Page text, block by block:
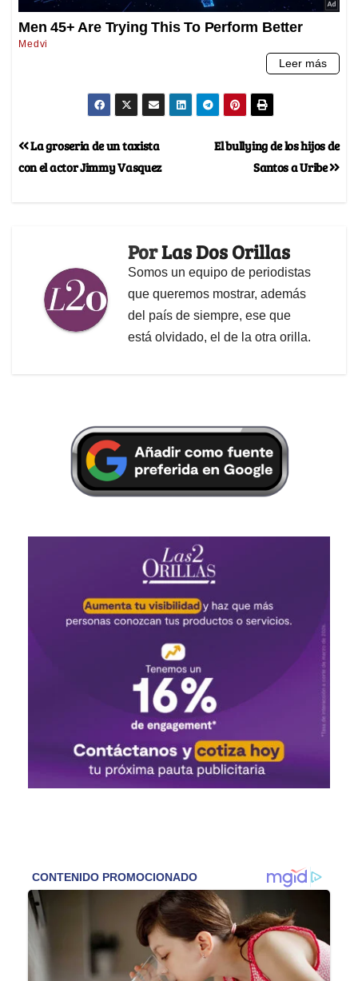
El bullying de los hijos de
Santos a Uribe
La groseria de un taxista
con el actor Jimmy Vasquez
PorLas Dos Orillas
Somos un equipo de periodistas
que queremos mostrar, además
del país de siempre, ese que
está olvidado, el de la otra orilla.